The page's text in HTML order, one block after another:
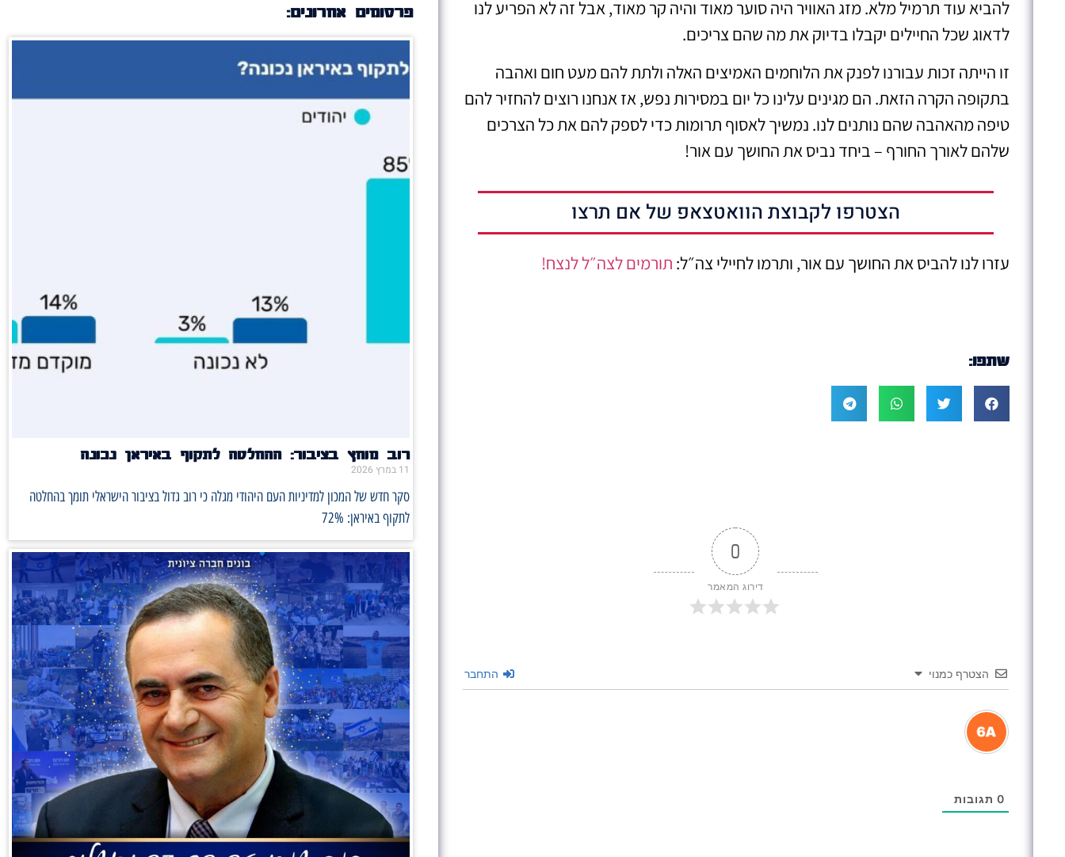
להביא עוד תרמיל מלא. מזג האוויר היה סוער מאוד והיה קר מאוד, אבל זה לא הפריע לנו
לדאוג שכל החיילים יקבלו בדיוק את מה שהם צריכים.
זו הייתה זכות עבורנו לפנק את הלוחמים האמיצים האלה ולתת להם מעט חום ואהבה
בתקופה הקרה הזאת. הם מגינים עלינו כל יום במסירות נפש, אז אנחנו רוצים להחזיר להם
טיפה מהאהבה שהם נותנים לנו. נמשיך לאסוף תרומות כדי לספק להם את כל הצרכים
שלהם לאורך החורף – ביחד נביס את החושך עם אור!
הצטרפו לקבוצת הוואטצאפ של אם תרצו
עזרו לנו להביס את החושך עם אור, ותרמו לחיילי צה״ל: תורמים לצה״ל לנצח!
שתפו:
0
דירוג המאמר
הצטרף כמנוי התחבר
0 תגובות
פרסומים אחרונים:
רוב מוחץ בציבור: ההחלטה לתקוף באיראן נכונה
11 במרץ 2026
סקר חדש של המכון למדיניות העם היהודי מגלה כי רוב גדול בציבור הישראלי תומך בהחלטה
לתקוף באיראן: 72%